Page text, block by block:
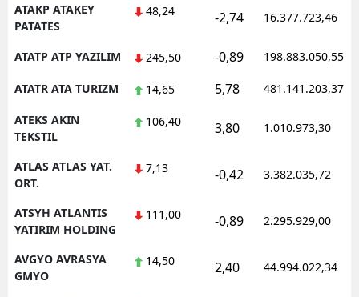
ATAKP ATAKEY
PATATES
48,24 -2,74 16.377.723,46
ATATP ATP YAZILIM 245,50 -0,89 198.883.050,55
ATATR ATA TURIZM 14,65 5,78 481.141.203,37
ATEKS AKIN
TEKSTIL
106,40 3,80 1.010.973,30
ATLAS ATLAS YAT.
ORT.
7,13 -0,42 3.382.035,72
ATSYH ATLANTIS
YATIRIM HOLDING
111,00 -0,89 2.295.929,00
AVGYO AVRASYA
GMYO
14,50 2,40 44.994.022,34